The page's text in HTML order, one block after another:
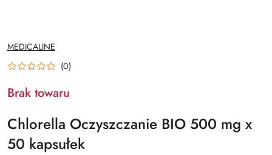
NAZWA
PRODUCENTA:
MEDICALINE
(0)
Brak towaru
Chlorella Oczyszczanie BIO 500 mg x
50 kapsułek